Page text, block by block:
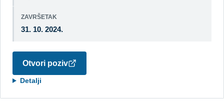
ZAVRŠETAK
31. 10. 2024.
Otvori poziv
Detalji